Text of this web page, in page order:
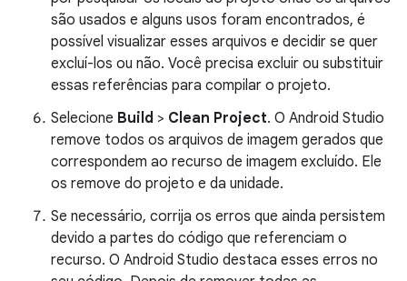
são usados e alguns usos foram encontrados, é
possível visualizar esses arquivos e decidir se quer
excluí-los ou não. Você precisa excluir ou substituir
essas referências para compilar o projeto.
Selecione Build > Clean Project. O Android Studio
remove todos os arquivos de imagem gerados que
correspondem ao recurso de imagem excluído. Ele
os remove do projeto e da unidade.
Se necessário, corrija os erros que ainda persistem
devido a partes do código que referenciam o
recurso. O Android Studio destaca esses erros no